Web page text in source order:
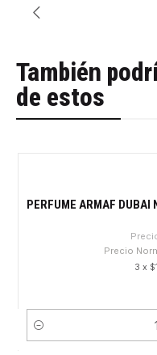
También
de estos
PERFUME ARMAF DUBAI
Precio
3 x
Cantidad